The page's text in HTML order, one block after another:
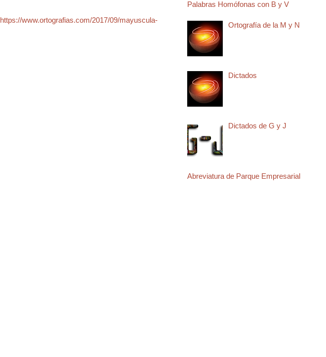
https://www.ortografias.com/2017/09/mayuscula-
Palabras Homófonas con B y V
Ortografía de la M y N
Dictados
Dictados de G y J
Abreviatura de Parque Empresarial